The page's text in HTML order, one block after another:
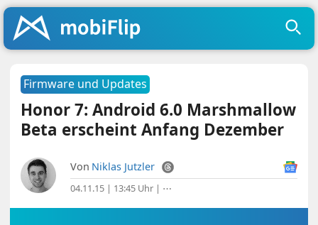
Firmware und Updates
Honor 7: Android 6.0 Marshmallow
Beta erscheint Anfang Dezember
Von Niklas Jutzler
04.11.15 | 13:45 Uhr | ⋯